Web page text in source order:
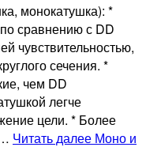
монокатушка): *
сравнению с DD
чувствительностью,
сечения. *
чем DD
легче
цели. * Более
Читать далее Моно и